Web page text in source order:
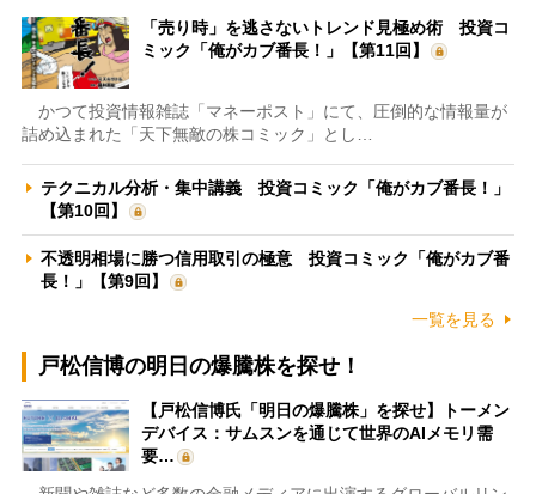
「売り時」を逃さないトレンド見極め術 投資コ
ミック「俺がカブ番長！」【第11回】
かつて投資情報雑誌「マネーポスト」にて、圧倒的な情報量が
詰め込まれた「天下無敵の株コミック」とし…
テクニカル分析・集中講義 投資コミック「俺がカブ番長！」
【第10回】
不透明相場に勝つ信用取引の極意 投資コミック「俺がカブ番
長！」【第9回】
一覧を見る
戸松信博の明日の爆騰株を探せ！
【戸松信博氏「明日の爆騰株」を探せ】トーメン
デバイス：サムスンを通じて世界のAIメモリ需
要…